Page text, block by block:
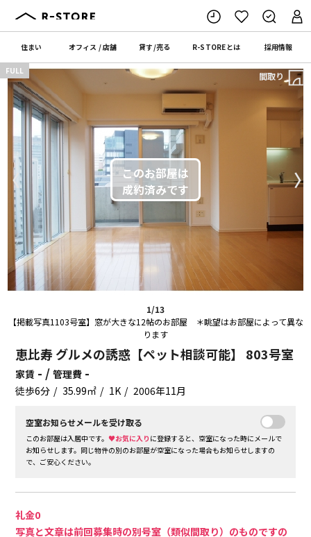
住まい オフィス /店舗 貸す/売る R-STOREとは 採用情報
1/13
【掲載写真1103号室】窓が大きな12帖のお部屋 ＊眺望はお部屋によって異な
ります
〈 〉
FULL 間取り
恵比寿 グルメの誘惑【ペット相談可能】 803号室
家賃 - /管理費 -
徒歩6分 35.99㎡ 1K 2006年11月
空室お知らせメールを受け取る
このお部屋は入居中です。♥お気に入り に登録すると、空室になった時にメールで
お知らせします。同じ物件の別のお部屋が空室になった場合もお知らせしますの
で、ご安心ください。
礼金0
写真と文章は前回募集時の別号室（類似間取り）のものですの